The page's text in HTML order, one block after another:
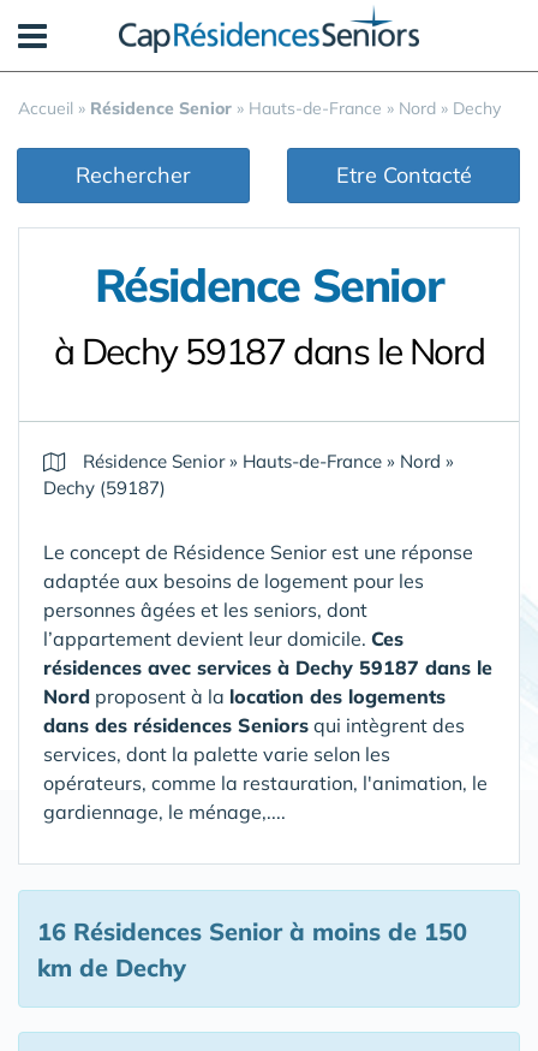
Accueil » Résidence Senior » Hauts-de-France » Nord » Dechy
Rechercher Etre Contacté
Résidence Senior
à Dechy 59187 dans le Nord
Résidence Senior» Hauts-de-France » Nord »
Dechy (59187)
Le concept de Résidence Senior est une réponse
adaptée aux besoins de logement pour les
personnes âgées et les seniors, dont
l’appartement devient leur domicile. Ces
résidences avec services à Dechy 59187 dans le
Nord proposent à la location des logements
dans des résidences Seniors qui intègrent des
services, dont la palette varie selon les
opérateurs, comme la restauration, l'animation, le
gardiennage, le ménage,....
16 Résidences Seniorà moins de 150
km de Dechy